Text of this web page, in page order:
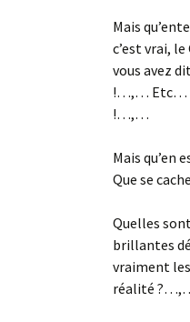
Mais
c’est vrai,
vous avez
!…,… Etc…
!…,…
Mais
Que se
Quelles
brillantes
vraiment
réalité